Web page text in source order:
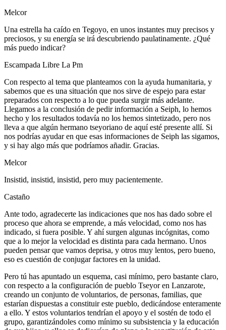
Melcor
Una estrella ha caído en Tegoyo, en unos instantes muy precisos y
preciosos, y su energía se irá descubriendo paulatinamente. ¿Qué
más puedo indicar?
Escampada Libre La Pm
Con respecto al tema que planteamos con la ayuda humanitaria, y
sabemos que es una situación que nos sirve de espejo para estar
preparados con respecto a lo que pueda surgir más adelante.
Llegamos a la conclusión de pedir información a Seiph, lo hemos
hecho y los resultados todavía no los hemos sintetizado, pero nos
lleva a que algún hermano tseyoriano de aquí esté presente allí. Si
nos podrías ayudar en que esas informaciones de Seiph las sigamos,
y si hay algo más que podríamos añadir. Gracias.
Melcor
Insistid, insistid, insistid, pero muy pacientemente.
Castaño
Ante todo, agradecerte las indicaciones que nos has dado sobre el
proceso que ahora se emprende, a más velocidad, como nos has
indicado, si fuera posible. Y ahí surgen algunas incógnitas, como
que a lo mejor la velocidad es distinta para cada hermano. Unos
pueden pensar que vamos deprisa, y otros muy lentos, pero bueno,
eso es cuestión de conjugar factores en la unidad.
Pero tú has apuntado un esquema, casi mínimo, pero bastante claro,
con respecto a la configuración de pueblo Tseyor en Lanzarote,
creando un conjunto de voluntarios, de personas, familias, que
estarían dispuestas a constituir este pueblo, dedicándose enteramente
a ello. Y estos voluntarios tendrían el apoyo y el sostén de todo el
grupo, garantizándoles como mínimo su subsistencia y la educación